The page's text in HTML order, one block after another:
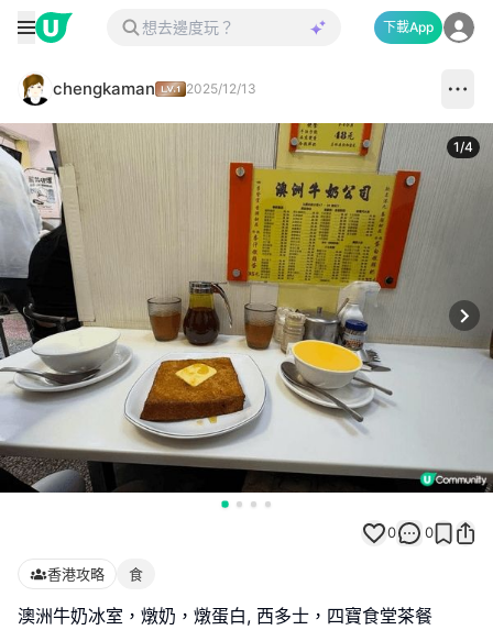
下載App
chengkaman 2025/12/13
1/4
0 0
香港攻略 食